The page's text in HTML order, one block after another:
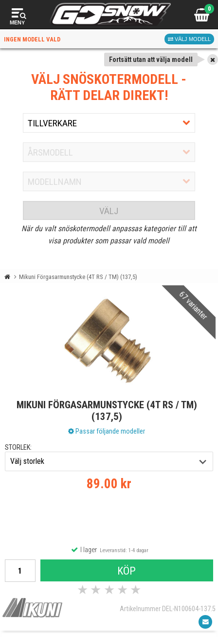
MENY
0
INGEN MODELL VALD VÄLJ MODELL
Fortsätt utan att välja modell
VÄLJ SNÖSKOTERMODELL -
RÄTT DELAR DIREKT!
VÄLJ
När du valt snöskotermodell anpassas kategorier till att
visa produkter som passar vald modell
Mikuni Förgasarmunstycke (4T RS / TM) (137,5)
67 varianter
MIKUNI FÖRGASARMUNSTYCKE (4T RS / TM)
(137,5)
Passar följande modeller
STORLEK:
89.00 kr
I lagerLeveranstid: 1-4 dagar
KÖP
★ ★ ★ ★ ★
Artikelnummer DEL-N100604-137.5